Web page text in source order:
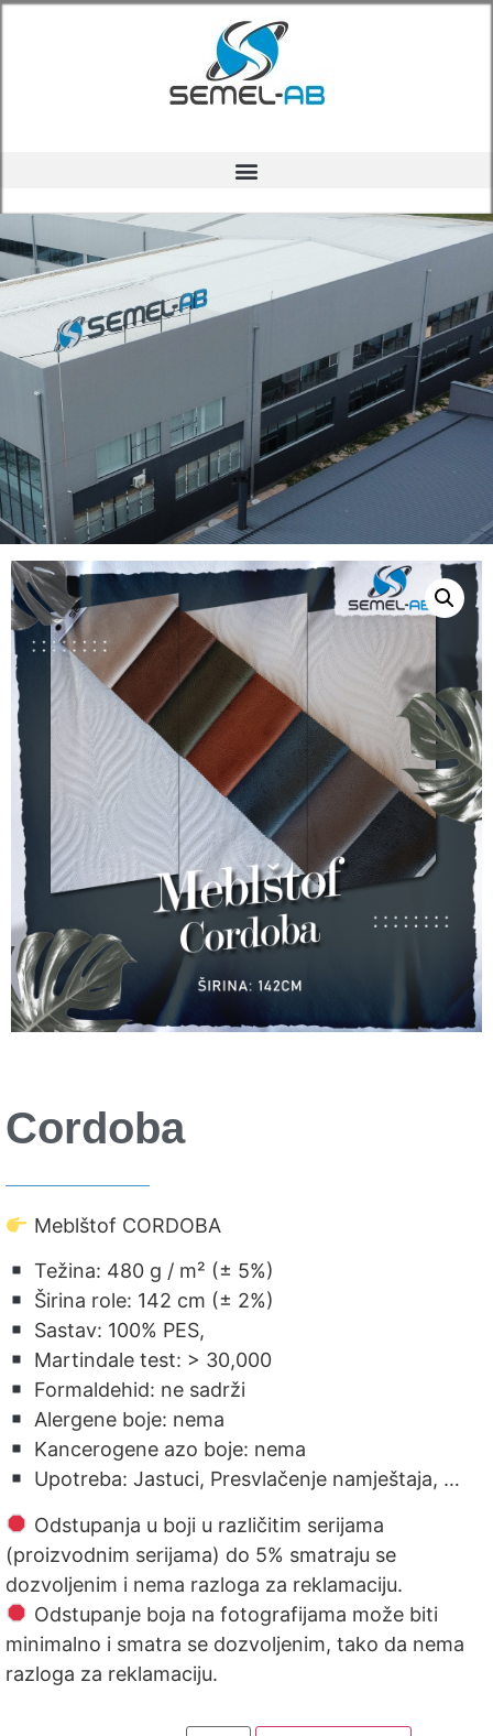
Cordoba
Meblštof CORDOBA
Težina: 480 g / m² (± 5%)
Širina role: 142 cm (± 2%)
Sastav: 100% PES,
Martindale test: > 30,000
Formaldehid: ne sadrži
Alergene boje: nema
Kancerogene azo boje: nema
Upotreba: Jastuci, Presvlačenje namještaja, …
Odstupanja u boji u različitim serijama
(proizvodnim serijama) do 5% smatraju se
dozvoljenim i nema razloga za reklamaciju.
Odstupanje boja na fotografijama može biti
minimalno i smatra se dozvoljenim, tako da nema
razloga za reklamaciju.